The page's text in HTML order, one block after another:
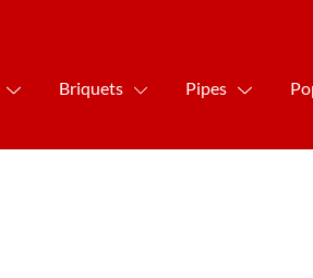
Briquets Pipes